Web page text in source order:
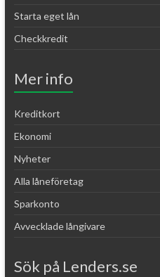
Starta eget lån
Checkkredit
Mer info
Kreditkort
Ekonomi
Nyheter
Alla låneföretag
Sparkonto
Avvecklade långivare
Sök på Lenders.se